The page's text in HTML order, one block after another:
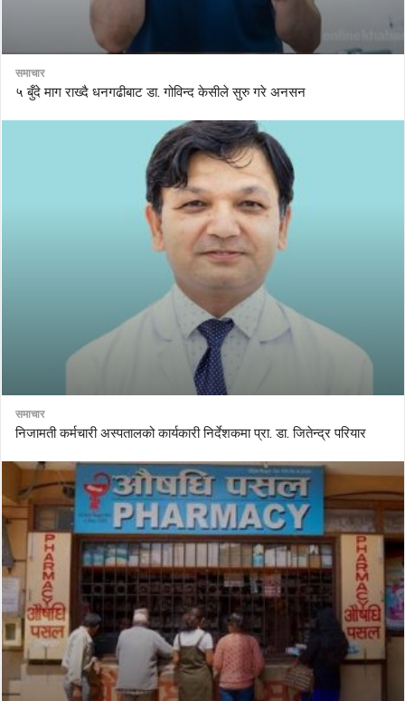
समाचार
५ बुँदे माग राख्दै धनगढीबाट डा. गोविन्द केसीले सुरु गरे अनसन
समाचार
निजामती कर्मचारी अस्पतालको कार्यकारी निर्देशकमा प्रा. डा. जितेन्द्र परियार